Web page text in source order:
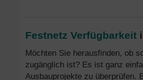
Festnetz Verfügbarkeit
Möchten Sie herausfinden, ob
zugänglich ist? Es ist ganz
Ausbauprojekte zu überprüfen.